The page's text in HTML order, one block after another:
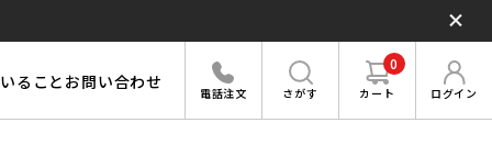
ること お問い合わせ
電話注文 さがす カート
0
ログイン